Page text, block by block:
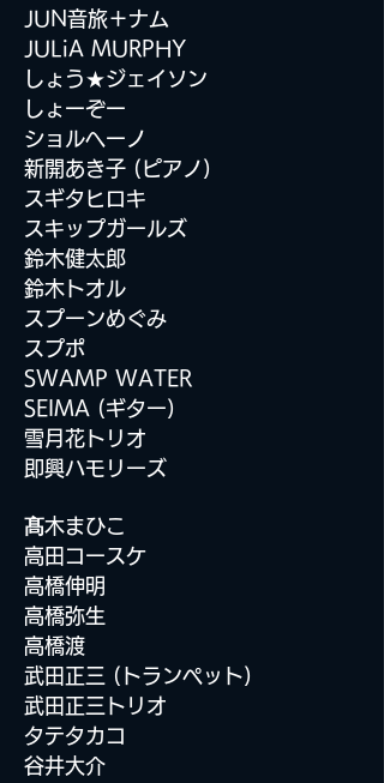
JUN音旅＋ナム
JULiA MURPHY
しょう★ジェイソン
しょーぞー
ショルヘーノ
新開あき子 (ピアノ)
スギタヒロキ
スキップガールズ
鈴木健太郎
鈴木トオル
スプーンめぐみ
スプポ
SWAMP WATER
SEIMA (ギター)
雪月花トリオ
即興ハモリーズ
髙木まひこ
高田コースケ
高橋伸明
高橋弥生
高橋渡
武田正三 (トランペット)
武田正三トリオ
タテタカコ
谷井大介